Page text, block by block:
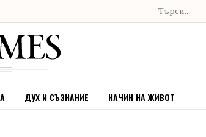
ДУХ И СЪЗНАНИЕ НАЧИН НА ЖИВОТ